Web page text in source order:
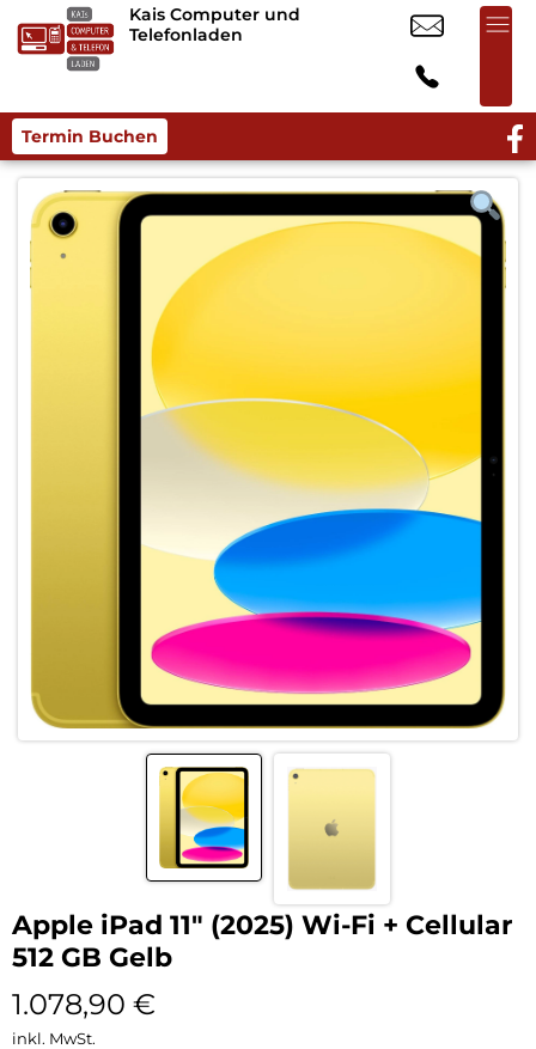
Kais Computer und
Telefonladen
Termin Buchen
Apple iPad 11″ (2025) Wi-Fi + Cellular
512 GB Gelb
1.078,90 €
inkl. MwSt.